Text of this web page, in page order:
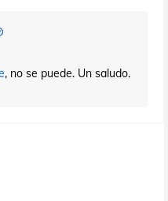
, no se puede. Un saludo.